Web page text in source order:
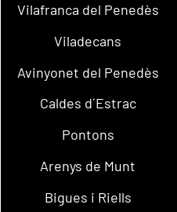
Vilafranca del Penedès
Viladecans
Avinyonet del Penedès
Caldes d´Estrac
Pontons
Arenys de Munt
Bigues i Riells